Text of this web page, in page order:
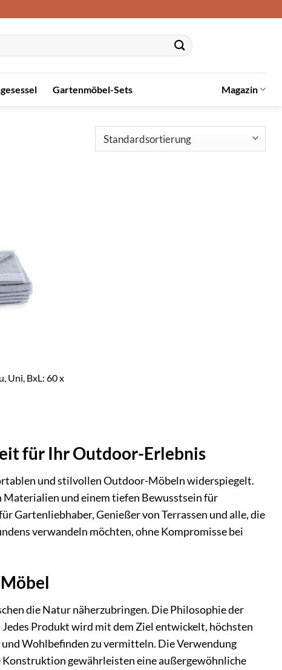
Gartenmöbel-Sets Magazin
Uni, BxL: 60 x
für Ihr Outdoor-Erlebnis
und stilvollen Outdoor-Möbeln widerspiegelt.
und einem tiefen Bewusstsein für
Gartenliebhaber, Genießer von Terrassen und alle, die
verwandeln möchten, ohne Kompromisse bei
die Natur näherzubringen. Die Philosophie der
Produkt wird mit dem Ziel entwickelt, höchsten
Wohlbefinden zu vermitteln. Die Verwendung
gewährleisten eine außergewöhnliche